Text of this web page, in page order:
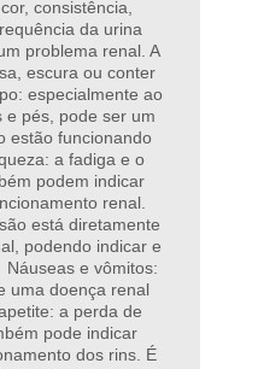
consistência,
da urina
problema renal. A
escura ou conter
especialmente ao
e pés, pode ser um
estão funcionando
a fadiga e o
podem indicar
renal.
está diretamente
podendo indicar e
e vômitos:
uma doença renal
a perda de
pode indicar
dos rins. É